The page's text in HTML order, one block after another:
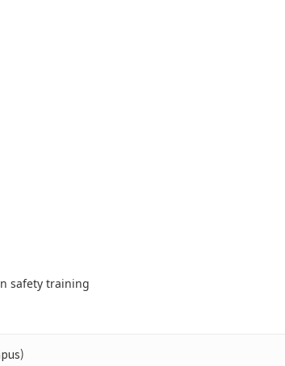
safety training